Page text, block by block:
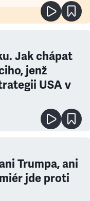
Jak chápat
jenž
USA v
Trumpa, ani
jde proti